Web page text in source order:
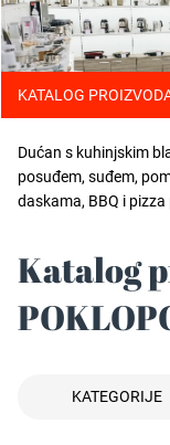
KATALOG
Dućan s kuhinjskim
posuđem, suđem,
daskama, BBQ i
Katalog
KATEGORIJE